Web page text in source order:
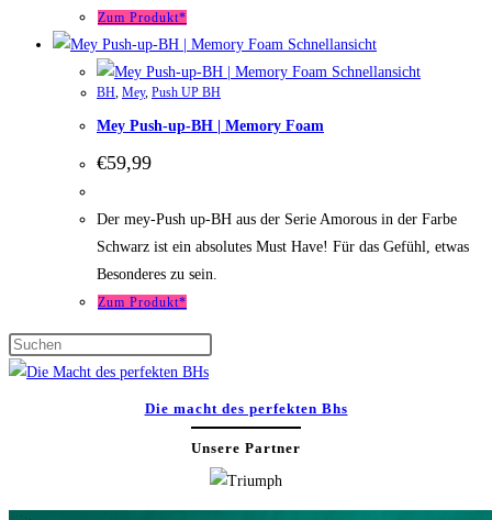
Zum Produkt*
Schnellansicht
Schnellansicht
BH, Mey, Push UP BH
Mey Push-up-BH | Memory Foam
€59,99
Der mey-Push up-BH aus der Serie Amorous in der Farbe
Schwarz ist ein absolutes Must Have! Für das Gefühl, etwas
Besonderes zu sein.
Zum Produkt*
close
the
search
panel.
Die macht des perfekten Bhs
Unsere Partner